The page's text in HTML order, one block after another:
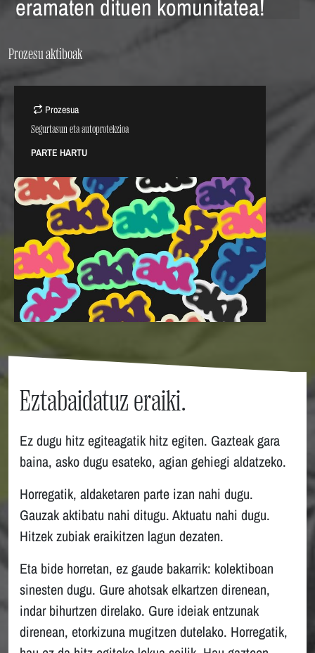
eramaten dituen komunitatea!
Prozesu aktiboak
Prozesua
Segurtasun eta autoprotekzioa
PARTE HARTU
Eztabaidatuz eraiki.
Ez dugu hitz egiteagatik hitz egiten. Gazteak gara
baina, asko dugu esateko, agian gehiegi aldatzeko.
Horregatik, aldaketaren parte izan nahi dugu.
Gauzak aktibatu nahi ditugu. Aktuatu nahi dugu.
Hitzek zubiak eraikitzen lagun dezaten.
Eta bide horretan, ez gaude bakarrik: kolektiboan
sinesten dugu. Gure ahotsak elkartzen direnean,
indar bihurtzen direlako. Gure ideiak entzunak
direnean, etorkizuna mugitzen dutelako. Horregatik,